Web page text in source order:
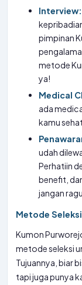
Interview:
pimpinan
metode
ya!
Medical
ada
kamu
udah
Perhatiin
benefit,
jangan
Metode Seleksi
Kumon
metode seleksi
Tujuannya, biar
tapi juga punya